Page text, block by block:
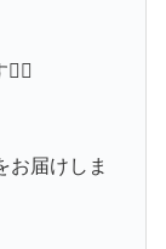
お届けしま